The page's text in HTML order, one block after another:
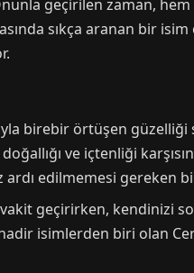
geçirilen zaman,
sıkça aranan bir isim
birebir örtüşen güzelliği
ve içtenliği
edilmemesi gereken
geçirirken, kendinizi
isimlerden biri olan